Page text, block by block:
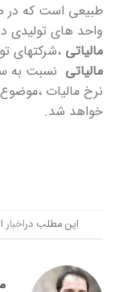
طبیعی است که در
واحد های تولیدی
مالیاتی ،شرکتهای
مالیاتی نسبت به
خواهد شد.
این مطلب دراخبار